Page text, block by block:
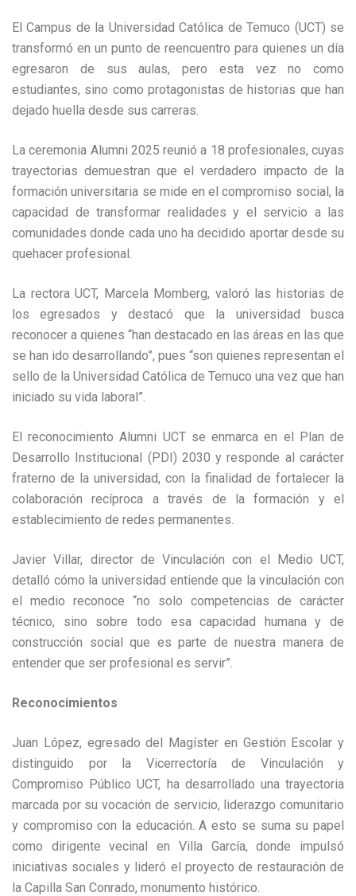
El Campus de la Universidad Católica de Temuco (UCT) se
transformó en un punto de reencuentro para quienes un día
egresaron de sus aulas, pero esta vez no como
estudiantes, sino como protagonistas de historias que han
dejado huella desde sus carreras.
La ceremonia Alumni 2025 reunió a 18 profesionales, cuyas
trayectorias demuestran que el verdadero impacto de la
formación universitaria se mide en el compromiso social, la
capacidad de transformar realidades y el servicio a las
comunidades donde cada uno ha decidido aportar desde su
quehacer profesional.
La rectora UCT, Marcela Momberg, valoró las historias de
los egresados y destacó que la universidad busca
reconocer a quienes “han destacado en las áreas en las que
se han ido desarrollando”, pues “son quienes representan el
sello de la Universidad Católica de Temuco una vez que han
iniciado su vida laboral”.
El reconocimiento Alumni UCT se enmarca en el Plan de
Desarrollo Institucional (PDI) 2030 y responde al carácter
fraterno de la universidad, con la finalidad de fortalecer la
colaboración recíproca a través de la formación y el
establecimiento de redes permanentes.
Javier Villar, director de Vinculación con el Medio UCT,
detalló cómo la universidad entiende que la vinculación con
el medio reconoce “no solo competencias de carácter
técnico, sino sobre todo esa capacidad humana y de
construcción social que es parte de nuestra manera de
entender que ser profesional es servir”.
Reconocimientos
Juan López, egresado del Magíster en Gestión Escolar y
distinguido por la Vicerrectoría de Vinculación y
Compromiso Público UCT, ha desarrollado una trayectoria
marcada por su vocación de servicio, liderazgo comunitario
y compromiso con la educación. A esto se suma su papel
como dirigente vecinal en Villa García, donde impulsó
iniciativas sociales y lideró el proyecto de restauración de
la Capilla San Conrado, monumento histórico.